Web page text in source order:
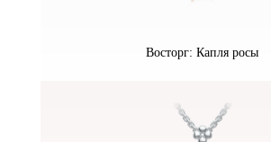
Восторг: Капля росы